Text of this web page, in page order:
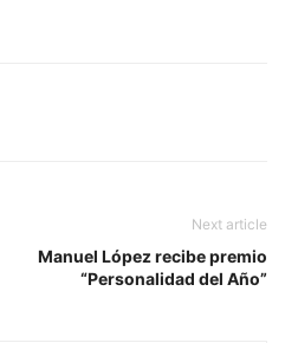
Next article
Manuel López recibe premio
“Personalidad del Año”